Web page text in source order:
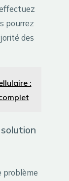
pourrez
des
:
problème